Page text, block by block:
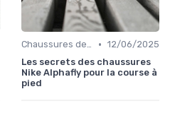
Chaussures de Course • 12/06/2025
Les secrets des chaussures
Nike Alphafly pour la course à
pied